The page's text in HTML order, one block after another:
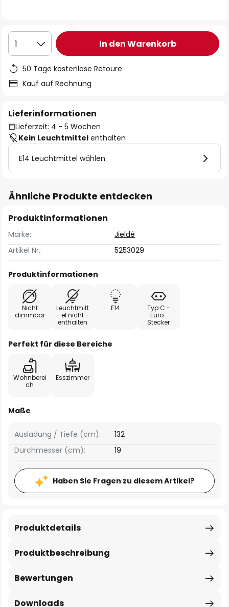
1 In den Warenkorb
50 Tage kostenlose Retoure
Kauf auf Rechnung
Lieferinformationen
Lieferzeit: 4 - 5 Wochen
Kein Leuchtmittel enthalten
E14 Leuchtmittel wählen
Ähnliche Produkte entdecken
Produktinformationen
Marke:
Jieldé
Artikel Nr.:
5253029
Produktinformationen
Nicht
dimmbar
Leuchtmitt
el nicht
enthalten
E14
Typ C -
Euro-
Stecker
Perfekt für diese Bereiche
Wohnberei
ch
Esszimmer
Maße
Ausladung / Tiefe (cm):
132
Durchmesser (cm):
19
Haben Sie Fragen zu diesem Artikel?
Produktbeschreibung
Produktdetails
Bewertungen
Downloads